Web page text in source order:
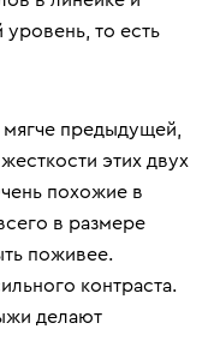
уровень, то есть
предыдущей,
этих двух
похожие в
в размере
поживее.
контраста.
делают